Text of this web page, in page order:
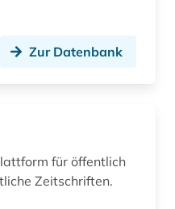
wissenschaftliche kooperation (2)
wissenschaftliche literatur (4)
Zur Datenbank
für öffentlich
Zeitschriften.